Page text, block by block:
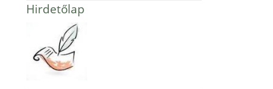
Hirdetőlap